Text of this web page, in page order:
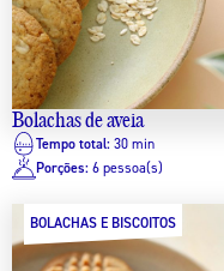
Bolachas de aveia
Tempo total: 30 min
Porções: 6 pessoa(s)
BOLACHAS E BISCOITOS